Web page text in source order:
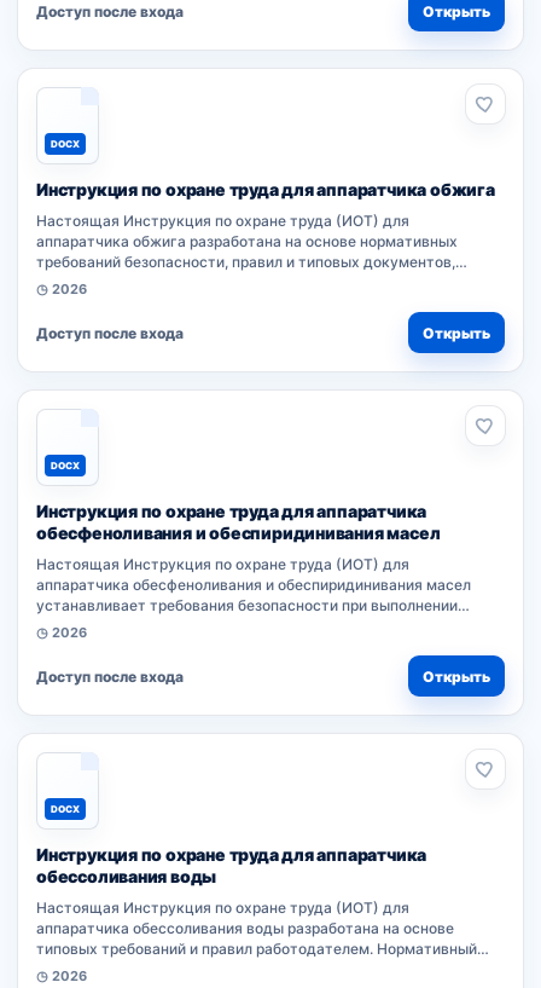
Доступ после входа Открыть
DOCX
Инструкция по охране труда для аппаратчика обжига
Настоящая Инструкция по охране труда (ИОТ) для
аппаратчика обжига разработана на основе нормативных
требований безопасности, правил и типовых документов,
утвержденных работодателем. Положения обязательны к
◷ 2026
Доступ после входа Открыть
DOCX
Инструкция по охране труда для аппаратчика
обесфеноливания и обеспиридинивания масел
Настоящая Инструкция по охране труда (ИОТ) для
аппаратчика обесфеноливания и обеспиридинивания масел
устанавливает требования безопасности при выполнении
работ. Документ разработан на основе правил, нормативных
◷ 2026
Доступ после входа Открыть
DOCX
Инструкция по охране труда для аппаратчика
обессоливания воды
Настоящая Инструкция по охране труда (ИОТ) для
аппаратчика обессоливания воды разработана на основе
типовых требований и правил работодателем. Нормативный
документ устанавливает порядок безопасности при
◷ 2026